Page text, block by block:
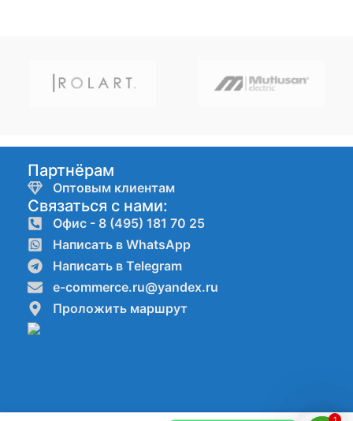
Партнёрам
Оптовым клиентам
Связаться с нами:
Офис - 8 (495) 181 70 25
Написать в WhatsApp
Написать в Telegram
e-commerce.ru@yandex.ru
Проложить маршрут